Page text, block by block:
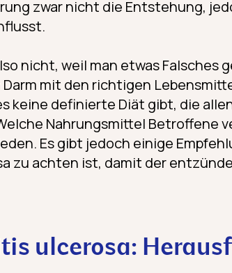
zwar nicht die Entstehung,
nicht, weil man etwas Falsches
mit den richtigen
keine definierte Diät gibt, die
Nahrungsmittel Betroffene
Es gibt jedoch einige
zu achten ist, damit der
ulcerosa: